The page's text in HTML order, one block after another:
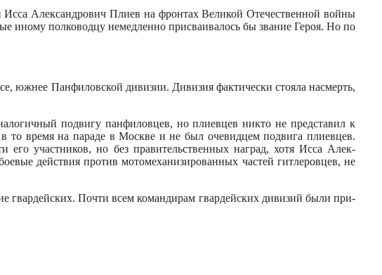
Александрович Плиев на фронтах Вели­кой Отечественной войны
ино­му полководцу немедленно присваи­валось бы звание Героя. Но по
южнее Панфиловской дивизии. Дивизия фактически стояла насмерть,
подвигу панфилов­цев, но плиевцев никто не представил к
то время на параде в Москве и не был очевидцем подвига плиевцев.
участников, но без правительственных наград, хотя Исса Алек-
действия против мотомеханизированных частей гитлеровцев, не
гвардейских. Почти всем коман­дирам гвардейских дивизий были при­